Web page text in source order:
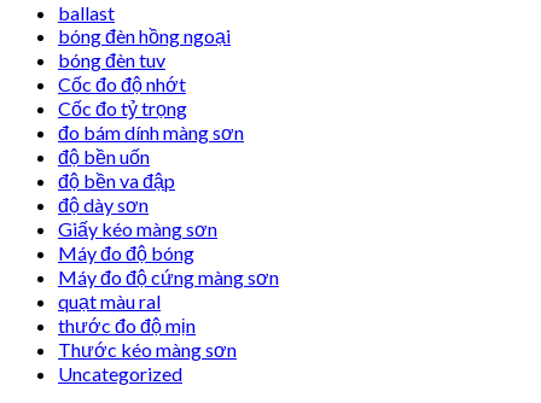
ballast
bóng đèn hồng ngoại
bóng đèn tuv
Cốc đo độ nhớt
Cốc đo tỷ trọng
đo bám dính màng sơn
độ bền uốn
độ bền va đập
độ dày sơn
Giấy kéo màng sơn
Máy đo độ bóng
Máy đo độ cứng màng sơn
quạt màu ral
thước đo độ mịn
Thước kéo màng sơn
Uncategorized